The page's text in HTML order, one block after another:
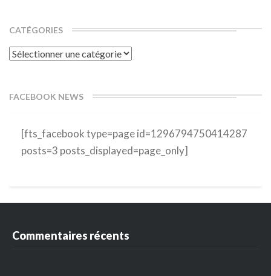
CATÉGORIES
Catégories
FACEBOOK NEWS
[fts_facebook type=page id=1296794750414287
posts=3 posts_displayed=page_only]
Commentaires récents